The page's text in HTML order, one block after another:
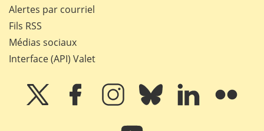
Alertes par courriel
Fils RSS
Médias sociaux
Interface (API) Valet